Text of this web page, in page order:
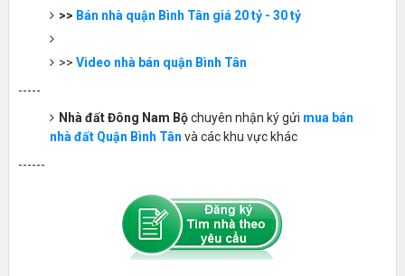
>> Bán nhà quận Bình Tân giá 20 tỷ - 30 tỷ
>> Video nhà bán quận Bình Tân
-----
Nhà đất Đông Nam Bộchuyên nhận ký gửi mua bán
nhà đất Quận Bình Tân và các khu vực khác
------